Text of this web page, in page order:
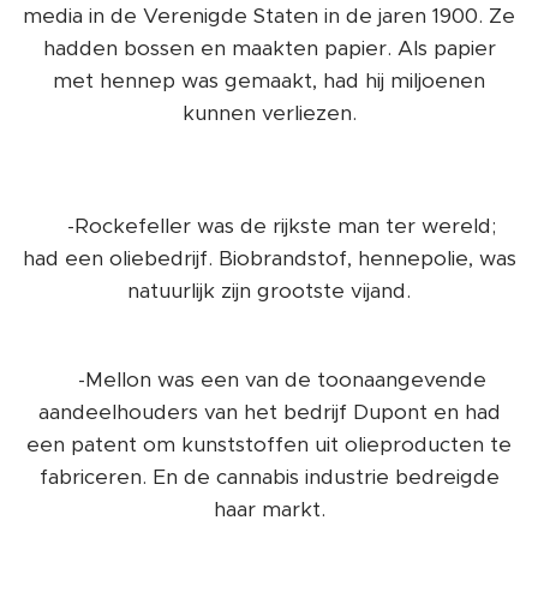
media in de Verenigde Staten in de jaren 1900. Ze
hadden bossen en maakten papier. Als papier
met hennep was gemaakt, had hij miljoenen
kunnen verliezen.
👎-Rockefeller was de rijkste man ter wereld;
had een oliebedrijf. Biobrandstof, hennepolie, was
natuurlijk zijn grootste vijand.
👎-Mellon was een van de toonaangevende
aandeelhouders van het bedrijf Dupont en had
een patent om kunststoffen uit olieproducten te
fabriceren. En de cannabis industrie bedreigde
haar markt.